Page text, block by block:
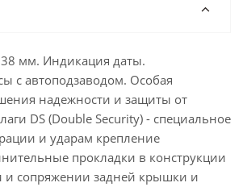
мм. Индикация даты.
с автоподзаводом. Особая
надежности и защиты от
DS (Double Security) - специальное
и ударам крепление
прокладки в конструкции
и сопряжении задней крышки и